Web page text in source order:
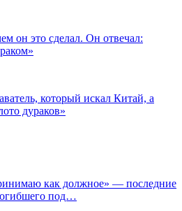
он это сделал. Он отвечал:
который искал Китай, а
дураков»
как должное» — последние
под…